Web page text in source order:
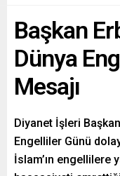
Başkan
Dünya
Mesajı
Diyanet İşleri
Engelliler Günü
İslam’ın engellilere